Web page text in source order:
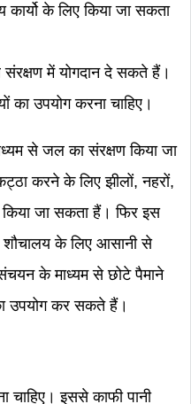
कार्यो के लिए किया जा सकता
में योगदान दे सकते हैं।
का उपयोग करना चाहिए।
से जल का संरक्षण किया जा
करने के लिए झीलों, नहरों,
किया जा सकता हैं। फिर इस
शौचालय के लिए आसानी से
के माध्यम से छोटे पैमाने
उपयोग कर सकते हैं।
इससे काफी पानी